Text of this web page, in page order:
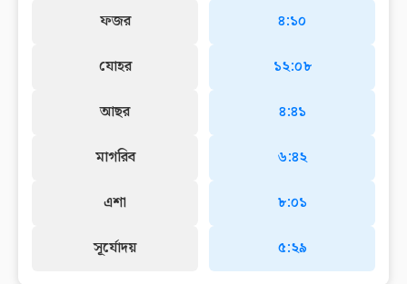
ফজর
যোহর
আছর
মাগরিব
এশা
সূর্যোদয়
৪:১০
১২:০৮
৪:৪১
৬:৪২
৮:০১
৫:২৯